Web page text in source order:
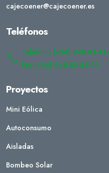
cajecoener@cajecoener.es
Teléfonos
Teléfono (+34) 948 41 41
Fax (+34) 948 82 48 22
Proyectos
Mini Eólica
Autoconsumo
Aisladas
Bombeo Solar